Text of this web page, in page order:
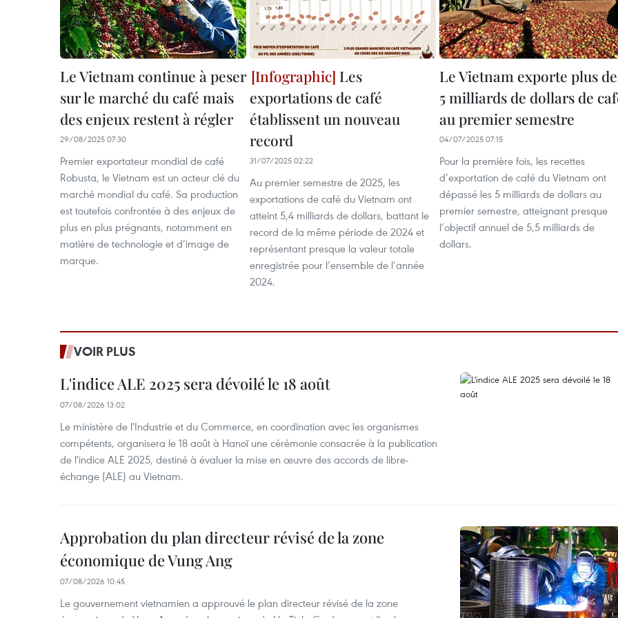
Le Vietnam continue à peser
sur le marché du café mais
des enjeux restent à régler
29/08/2025 07:30
Premier exportateur mondial de café
Robusta, le Vietnam est un acteur clé du
marché mondial du café. Sa production
est toutefois confrontée à des enjeux de
plus en plus prégnants, notamment en
matière de technologie et d’image de
marque.
Les
exportations de café
établissent un nouveau
record
31/07/2025 02:22
Au premier semestre de 2025, les
exportations de café du Vietnam ont
atteint 5,4 milliards de dollars, battant le
record de la même période de 2024 et
représentant presque la valeur totale
enregistrée pour l’ensemble de l’année
2024.
Le Vietnam exporte plus de
5 milliards de dollars de
au premier semestre
04/07/2025 07:15
Pour la première fois, les recettes
d’exportation de café du Vietnam ont
dépassé les 5 milliards de dollars au
premier semestre, atteignant presque
l’objectif annuel de 5,5 milliards de
dollars.
VOIR PLUS
L'indice ALE 2025 sera dévoilé le 18 août
07/08/2026 13:02
Le ministère de l'Industrie et du Commerce, en coordination avec les organismes
compétents, organisera le 18 août à Hanoï une cérémonie consacrée à la publication
de l'indice ALE 2025, destiné à évaluer la mise en œuvre des accords de libre-
échange (ALE) au Vietnam.
Approbation du plan directeur révisé de la zone
économique de Vung Ang
07/08/2026 10:45
Le gouvernement vietnamien a approuvé le plan directeur révisé de la zone